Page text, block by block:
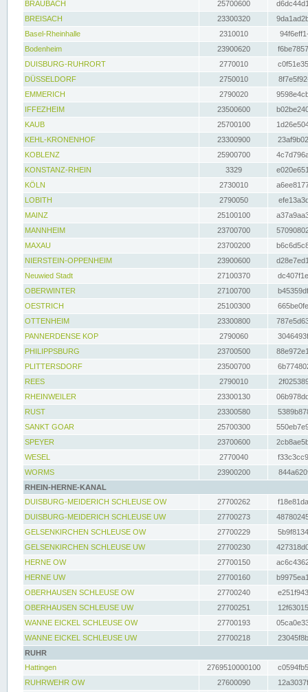
BRAUBACH
25700600
BREISACH
23300320
Basel-Rheinhalle
2310010
Bodenheim
23900620
DUISBURG-RUHRORT
2770010
DÜSSELDORF
2750010
EMMERICH
2790020
IFFEZHEIM
23500600
KAUB
25700100
KEHL-KRONENHOF
23300900
KOBLENZ
25900700
KONSTANZ-RHEIN
3329
KÖLN
2730010
LOBITH
2790050
MAINZ
25100100
MANNHEIM
23700700
MAXAU
23700200
NIERSTEIN-OPPENHEIM
23900600
Neuwied Stadt
27100370
OBERWINTER
27100700
OESTRICH
25100300
OTTENHEIM
23300800
PANNERDENSE KOP
2790060
PHILIPPSBURG
23700500
PLITTERSDORF
23500700
REES
2790010
RHEINWEILER
23300130
RUST
23300580
SANKT GOAR
25700300
SPEYER
23700600
WESEL
2770040
WORMS
23900200
RHEIN-HERNE-KANAL
DUISBURG-MEIDERICH SCHLEUSE OW
27700262
DUISBURG-MEIDERICH SCHLEUSE UW
27700273
GELSENKIRCHEN SCHLEUSE OW
27700229
GELSENKIRCHEN SCHLEUSE UW
27700230
HERNE OW
27700150
HERNE UW
27700160
OBERHAUSEN SCHLEUSE OW
27700240
OBERHAUSEN SCHLEUSE UW
27700251
WANNE EICKEL SCHLEUSE OW
27700193
WANNE EICKEL SCHLEUSE UW
27700218
RUHR
Hattingen
2769510000100
RUHRWEHR OW
27600090